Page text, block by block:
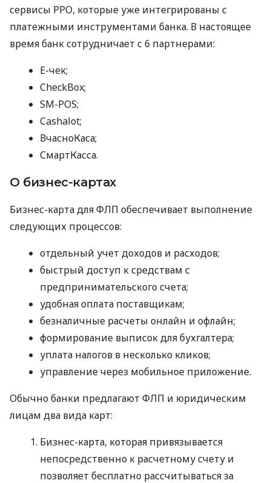
сервисы РРО, которые уже интегрированы с
платежными инструментами банка. В настоящее
время банк сотрудничает с 6 партнерами:
E-чек;
CheckBox;
SM-POS;
Cashalot;
ВчасноКаса;
СмартКасса.
О бизнес-картах
Бизнес-карта для ФЛП обеспечивает выполнение
следующих процессов:
отдельный учет доходов и расходов;
быстрый доступ к средствам с
предпринимательского счета;
удобная оплата поставщикам;
безналичные расчеты онлайн и офлайн;
формирование выписок для бухгалтера;
уплата налогов в несколько кликов;
управление через мобильное приложение.
Обычно банки предлагают ФЛП и юридическим
лицам два вида карт:
Бизнес-карта, которая привязывается
непосредственно к расчетному счету и
позволяет бесплатно рассчитываться за